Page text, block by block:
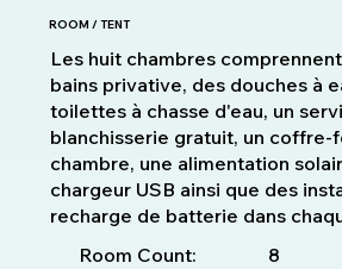
ROOM / TENT
Les huit chambres
bains privative, des douches à
toilettes à chasse d'eau, un
blanchisserie gratuit, un coffre-
chambre, une alimentation
chargeur USB ainsi que des
recharge de batterie dans
Room Count:
8